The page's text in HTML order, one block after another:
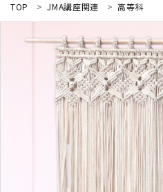
WELCOME
ようこそ ゲスト 様
新規
CATEGORY
カテゴリーから探す
TOP JMA講座関連 高等科